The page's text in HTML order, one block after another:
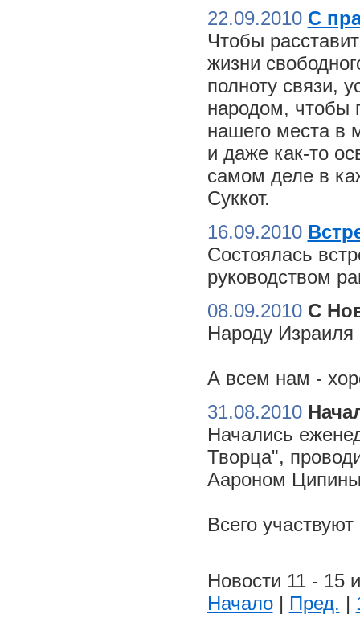
22.09.2010 С
Чтобы
жизни
полноту связи,
народом, чтобы
нашего места в
и даже как-то
самом деле в
Суккот.
16.09.2010
Состоялась
руководством
08.09.2010 С
Народу Израиля
А всем нам -
31.08.2010
Начались
Творца",
Аароном
Всего
Новости 11 - 15
Начало| Пред. |